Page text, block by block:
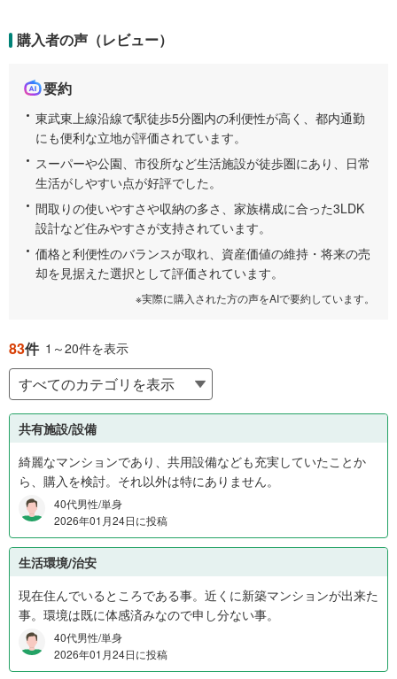
0
万
円
1
7
%
、
6
0
0
ら
8
0
万
円
、
0
0
か
購入者の声（レビュー）
要約
東武東上線沿線で駅徒歩5分圏内の利便性が高く、都内通勤
にも便利な立地が評価されています。
スーパーや公園、市役所など生活施設が徒歩圏にあり、日常
生活がしやすい点が好評でした。
間取りの使いやすさや収納の多さ、家族構成に合った3LDK
設計など住みやすさが支持されています。
価格と利便性のバランスが取れ、資産価値の維持・将来の売
却を見据えた選択として評価されています。
※実際に購入された方の声をAIで要約しています。
83件 1～20件を表示
共有施設/設備
綺麗なマンションであり、共用設備なども充実していたことか
ら、購入を検討。それ以外は特にありません。
40代男性/単身
2026年01月24日に投稿
生活環境/治安
現在住んでいるところである事。近くに新築マンションが出来た
事。環境は既に体感済みなので申し分ない事。
40代男性/単身
2026年01月24日に投稿